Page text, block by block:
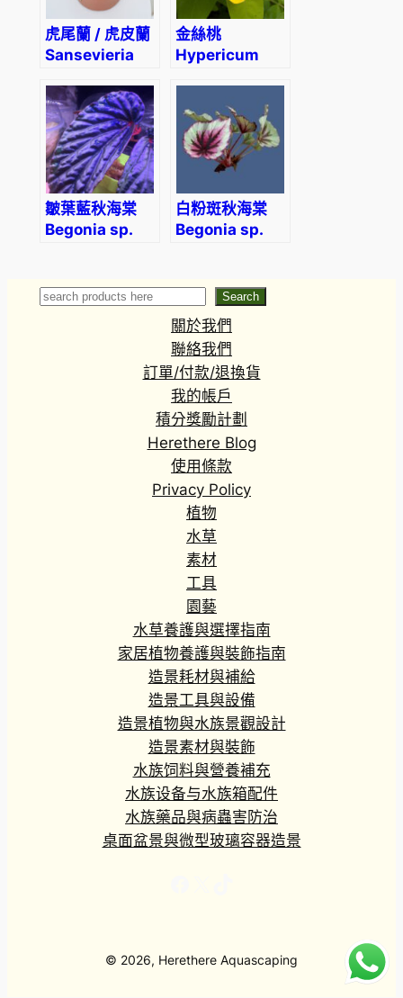
虎尾蘭 / 虎皮蘭
Sansevieria
‘Lotus’
金絲桃
Hypericum
皺葉藍秋海棠
Begonia sp.
白粉斑秋海棠
Begonia sp.
Search
Search
關於我們
聯絡我們
訂單/付款/退換貨
我的帳戶
積分獎勵計劃
Herethere Blog
使用條款
Privacy Policy
植物
水草
素材
工具
園藝
水草養護與選擇指南
家居植物養護與裝飾指南
造景耗材與補給
造景工具與設備
造景植物與水族景觀設計
造景素材與裝飾
水族饲料與營養補充
水族设备与水族箱配件
水族藥品與病蟲害防治
桌面盆景與微型玻璃容器造景
© 2026, Herethere Aquascaping